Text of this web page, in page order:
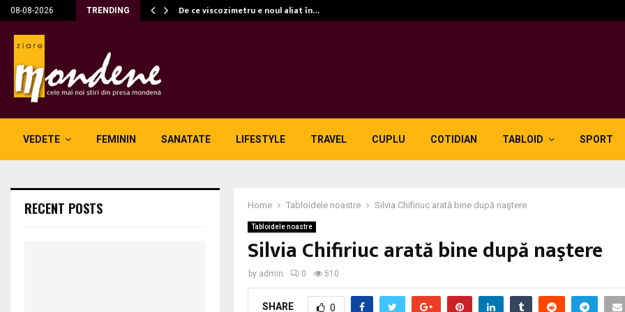
08-08-2026 TRENDING De ce viscozimetru e noul aliat în…
VEDETE FEMININ SANATATE LIFESTYLE TRAVEL CUPLU COTIDIAN TABLOID SPORT
Home Tabloidele noastre Silvia Chifiriuc arată bine după naştere
Tabloidele noastre
Silvia Chifiriuc arată bine după naştere
by admin 0 510
SHARE 0
RECENT POSTS